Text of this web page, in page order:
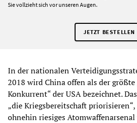
Sie vollzieht sich vor unseren Augen.
JETZT BESTELLEN
In der nationalen
2018 wird China offen als der größte
Konkurrent“ der USA bezeichnet.
„die Kriegsbereitschaft
ohnehin riesiges Atomwaffenarsenal